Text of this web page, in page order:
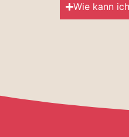
Wie kann